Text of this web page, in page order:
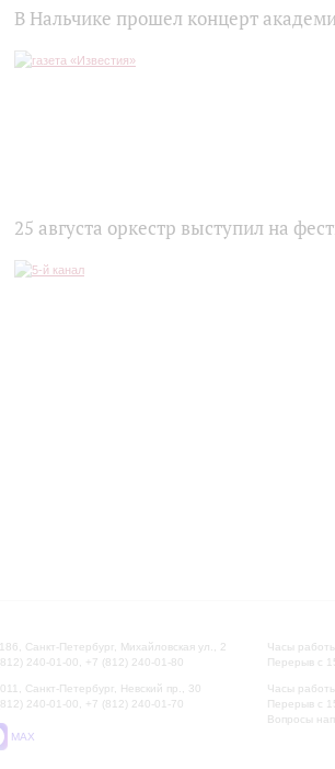
В Нальчике прошел концерт
25 августа оркестр выступил на
Санкт-Петербург, Михайловская ул., 2
240-01-00, +7 (812) 240-01-80
Санкт-Петербург, Невский пр., 30
240-01-00, +7 (812) 240-01-70
MAX
Часы
Перерыв с
Часы
Перерыв с
Вопросы